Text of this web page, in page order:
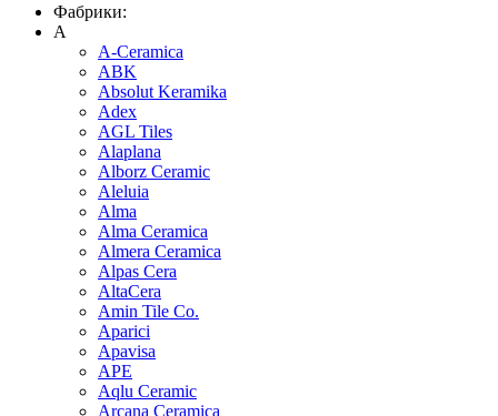
Фабрики:
A
A-Ceramica
ABK
Absolut Keramika
Adex
AGL Tiles
Alaplana
Alborz Ceramic
Aleluia
Alma
Alma Ceramica
Almera Ceramica
Alpas Cera
AltaCera
Amin Tile Co.
Aparici
Apavisa
APE
Aqlu Ceramic
Arcana Ceramica